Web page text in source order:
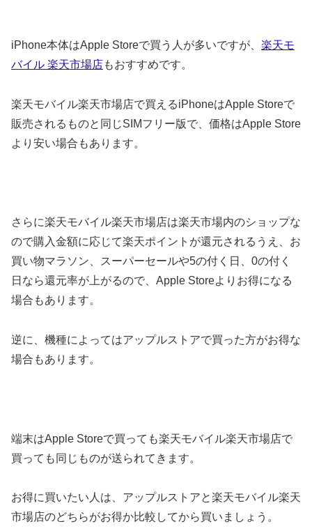
iPhone本体はApple Storeで買う人が多いですが、 楽天モ
バイル 楽天市場店もおすすめです。
楽天モバイル楽天市場店で買えるiPhoneはApple Storeで
販売されるものと同じSIMフリー版で、価格はApple Store
より安い場合もあります。
さらに楽天モバイル楽天市場店は楽天市場内のショップな
ので購入金額に応じて楽天ポイントが還元されるうえ、お
買い物マラソン、スーパーセールや5の付く日、0の付く
日なら還元率が上がるので、Apple Storeよりお得になる
場合もあります。
逆に、機種によってはアップルストアで買った方がお得な
場合もあります。
端末はApple Storeで買っても楽天モバイル楽天市場店で
買っても同じものが送られてきます。
お得に買いたい人は、アップルストアと楽天モバイル楽天
市場店のどちらがお得か比較してから買いましょう。